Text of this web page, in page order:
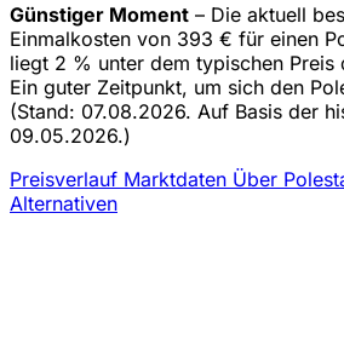
Günstiger Moment – Die aktuell
Einmalkosten von 393 € für einen
liegt 2 % unter dem typischen Preis
Ein guter Zeitpunkt, um sich den
(Stand: 07.08.2026. Auf Basis der
09.05.2026.)
Preisverlauf Marktdaten Über
Alternativen